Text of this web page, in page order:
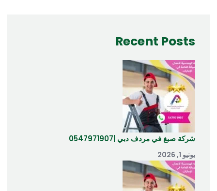
Recent Posts
شركة صبغ في مردف دبي |0547971907
يونيو 1, 2026